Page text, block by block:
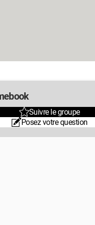
Suivre le groupe
Posez votre question